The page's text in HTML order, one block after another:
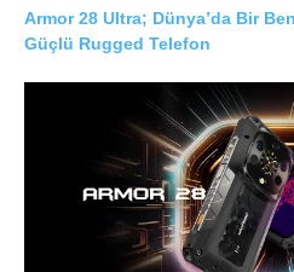
Armor 28 Ultra; Dünya’da Bir
Güçlü Rugged Telefon